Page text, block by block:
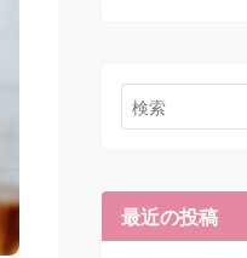
最近の投稿